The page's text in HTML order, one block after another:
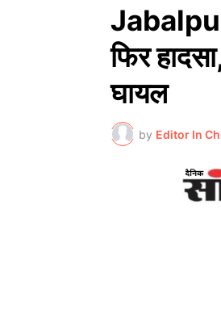
Jabalpur
फिर
घायल
by Editor In